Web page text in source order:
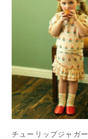
チューリップジャガ